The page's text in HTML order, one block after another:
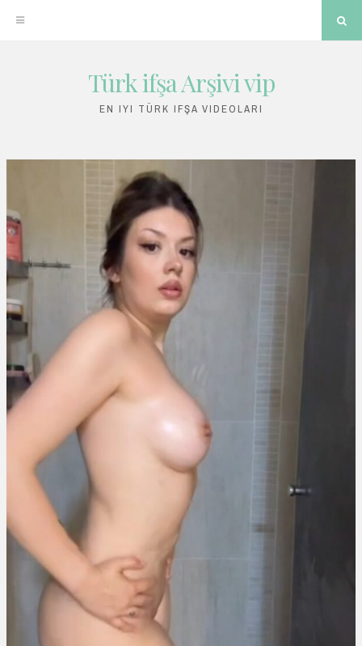
Türk ifşa Arşivi vip
EN IYI TÜRK IFŞA VIDEOLARI